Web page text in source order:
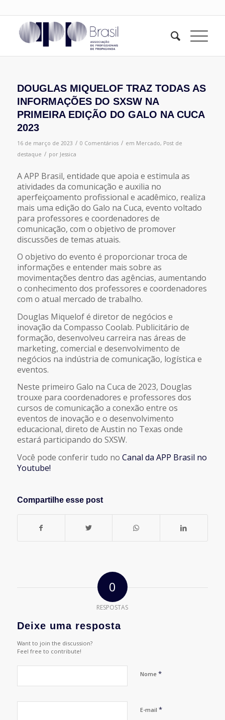
DOUGLAS MIQUELOF TRAZ TODAS AS
INFORMAÇÕES DO SXSW NA
PRIMEIRA EDIÇÃO DO GALO NA CUCA
2023
16 de março de 2023 / 0 Comentários / em Mercado, Post de
destaque / por Jessica
A APP Brasil, entidade que apoia e estimula as
atividades da comunicação e auxilia no
aperfeiçoamento profissional e acadêmico, realiza
mais uma edição do Galo na Cuca, evento voltado
para professores e coordenadores de
comunicação, com o objetivo de promover
discussões de temas atuais.
O objetivo do evento é proporcionar troca de
informações e entender mais sobre as
movimentações dentro das agências, aumentando
o conhecimento dos professores e coordenadores
com o atual mercado de trabalho.
Douglas Miquelof é diretor de negócios e
inovação da Compasso Coolab. Publicitário de
formação, desenvolveu carreira nas áreas de
marketing, comercial e desenvolvimento de
negócios na indústria de comunicação, logística e
eventos.
Neste primeiro Galo na Cuca de 2023, Douglas
trouxe para coordenadores e professores dos
cursos de comunicação a conexão entre os
eventos de inovação e o desenvolvimento
educacional, direto de Austin no Texas onde
estará participando do SXSW.
Você pode conferir tudo no Canal da APP Brasil no
Youtube!
Compartilhe esse post
0
RESPOSTAS
Deixe uma resposta
Want to join the discussion?
Feel free to contribute!
Nome *
E-mail *